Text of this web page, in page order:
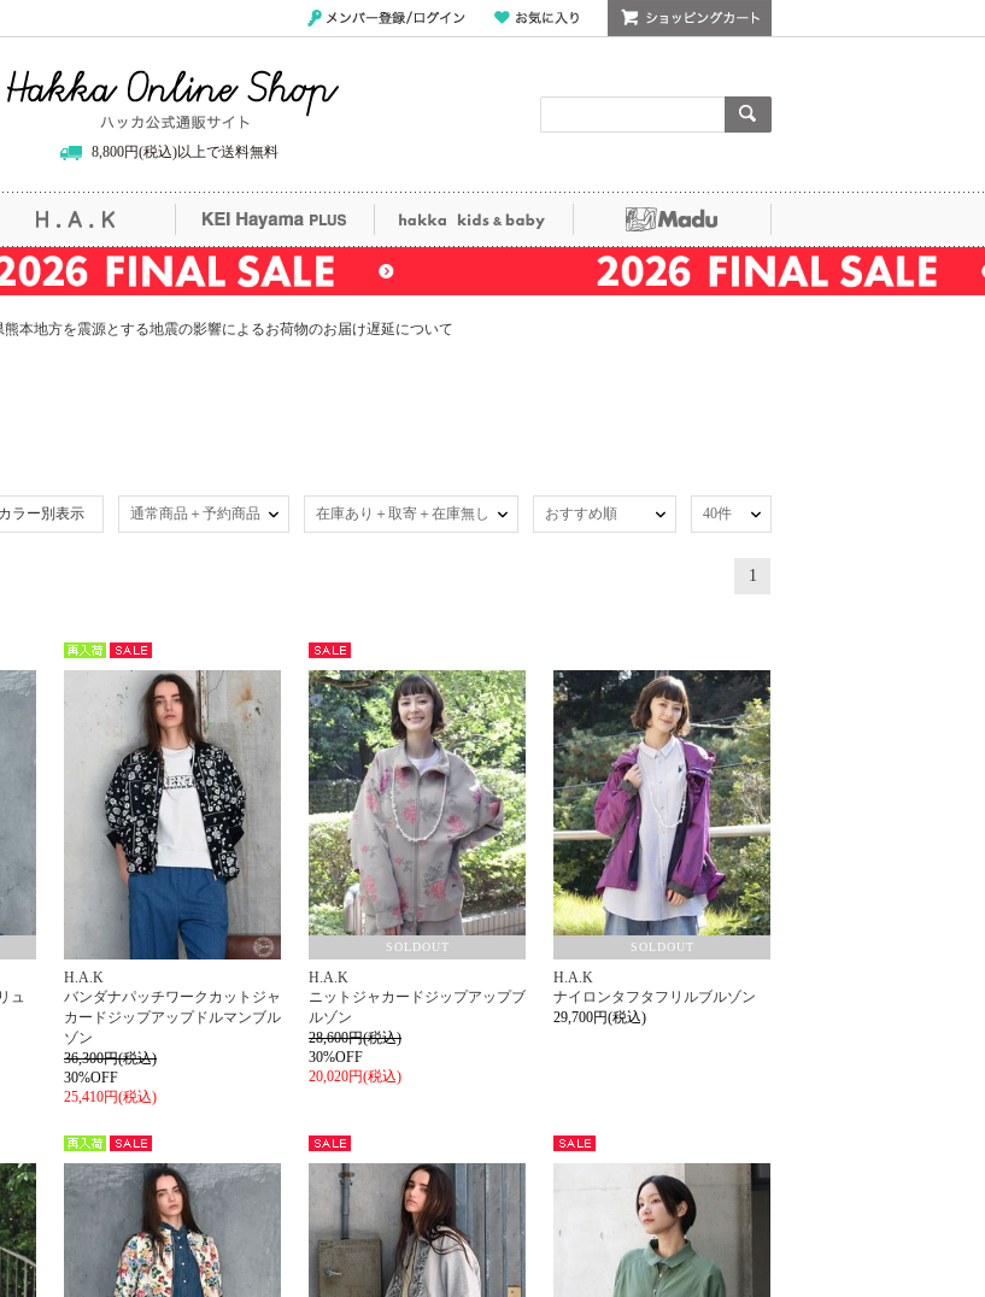
メンバー登録/ログイン お気に入り
8,800円(税込)以上で送料無料
H.A.K KEI Hayama PLUS Madu
熊本地方を震源とする地震の影響によるお荷物のお届け遅延について
カラー別表示 通常商品＋予約商品 在庫あり＋取寄＋在庫無し おすすめ順 40件
1
ュ
再入
セー
H.A.K
バンダナパッチワークカットジャ
カードジップアップドルマンブル
ゾン
36,300円(税込)
30%OFF
25,410円(税込)
セー
ル
SOLDOUT
H.A.K
ニットジャカードジップアップブ
ルゾン
28,600円(税込)
30%OFF
20,020円(税込)
SOLDOUT
H.A.K
ナイロンタフタフリルブルゾン
29,700円(税込)
再入
荷
セー
ル
セー
セー